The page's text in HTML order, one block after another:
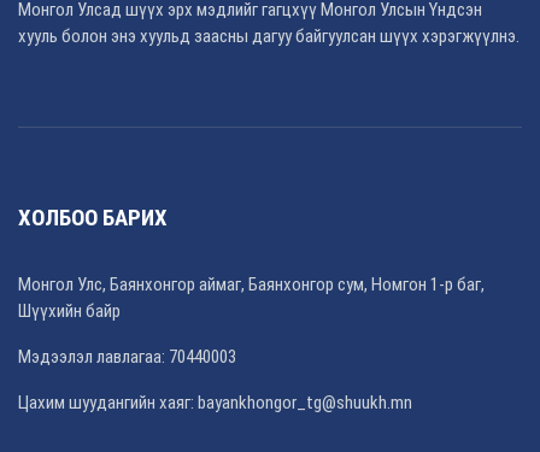
Монгол Улсад шүүх эрх мэдлийг гагцхүү Монгол Улсын Үндсэн
хууль болон энэ хуульд заасны дагуу байгуулсан шүүх хэрэгжүүлнэ.
ХОЛБОО БАРИХ
Монгол Улс, Баянхонгор аймаг, Баянхонгор сум, Номгон 1-р баг,
Шүүхийн байр
Мэдээлэл лавлагаа: 70440003
Цахим шуудангийн хаяг: bayankhongor_tg@shuukh.mn